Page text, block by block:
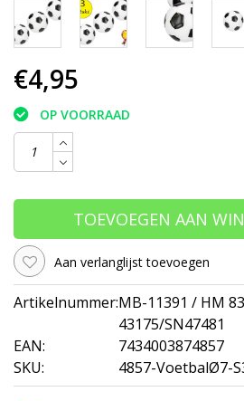
€4,95
OP VOORRAAD
TOEVOEGEN AAN
Aan verlanglijst toevoegen
Artikelnummer:MB-11391 / HM
43175/SN47481
EAN:
7434003874857
SKU:
4857-VoetbalØ7-